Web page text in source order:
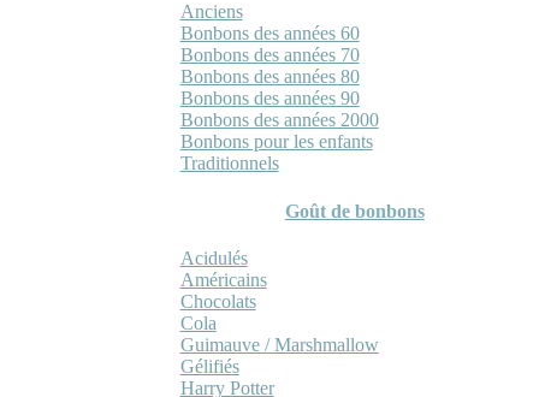
Anciens
Bonbons des années 60
Bonbons des années 70
Bonbons des années 80
Bonbons des années 90
Bonbons des années 2000
Bonbons pour les enfants
Traditionnels
Goût de bonbons
Acidulés
Américains
Chocolats
Cola
Guimauve / Marshmallow
Gélifiés
Harry Potter